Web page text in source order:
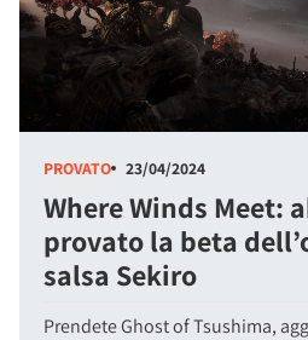
PROVATO 23/04/2024
Where Winds Meet:
provato la beta
salsa Sekiro
Prendete Ghost of Tsushima,